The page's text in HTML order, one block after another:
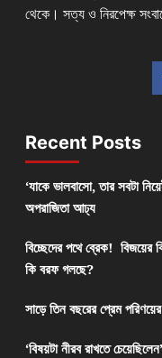
থেকে। সত্য ও নিরপেক্ষ
Recent Posts
‘যাকে ভালবাসো, তার সবটা
অপরাজিতা আঢ্য
বিচ্ছেদের পথে ব্রেক! বিজয়ের
কি বরফ গলছে?
সাড়ে তিন বছরের প্রেম
‘বিষয়টা নীরব রাখতে